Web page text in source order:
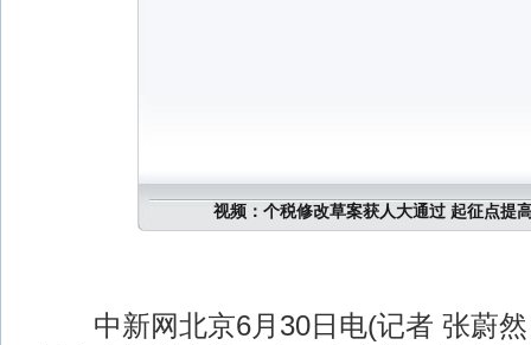
视频：个税修改草案获人大通过 起征点提
中新网北京6月30日电(记者 张蔚然